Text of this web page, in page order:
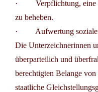
· Verpflichtung, eine
zu beheben.
· Aufwertung sozialer
Die Unterzeichnerinnen
überparteilich und
berechtigten Belange
staatliche